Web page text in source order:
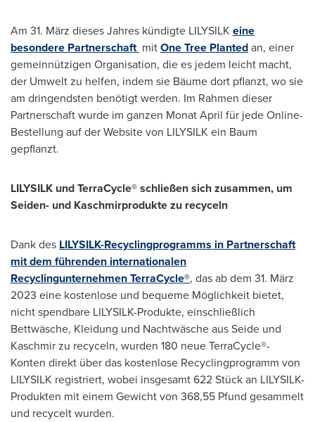
Am 31. März dieses Jahres kündigte LILYSILK eine
besondere Partnerschaft mitOne Tree Plantedan, einer
gemeinnützigen Organisation, die es jedem leicht macht,
der Umwelt zu helfen, indem sie Bäume dort pflanzt, wo sie
am dringendsten benötigt werden. Im Rahmen dieser
Partnerschaft wurde im ganzen Monat April für jede Online-
Bestellung auf der Website von LILYSILK ein Baum
gepflanzt.
LILYSILK und TerraCycle® schließen sich zusammen, um
Seiden- und Kaschmirprodukte zu recyceln
Dank des LILYSILK-Recyclingprogramms in Partnerschaft
mit dem führenden internationalen
Recyclingunternehmen TerraCycle®, das abdem 31. März
2023 eine kostenlose und bequeme Möglichkeit bietet,
nicht spendbare LILYSILK-Produkte, einschließlich
Bettwäsche, Kleidung und Nachtwäsche aus Seide und
Kaschmir zu recyceln, wurden 180 neue TerraCycle®-
Konten direkt über das kostenlose Recyclingprogramm von
LILYSILK registriert, wobei insgesamt 622 Stück an LILYSILK-
Produkten mit einem Gewicht von 368,55 Pfund gesammelt
und recycelt wurden.